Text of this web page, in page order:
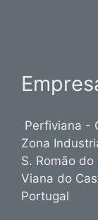
Perfiviana -
Zona
S. Romão do
Viana do
Portugal